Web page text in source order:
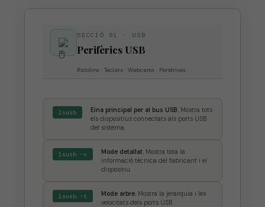
SECCIÓ 01 · USB
Perifèrics USB
Ratolins · Teclats · Webcams · Pendrives
lsusb Eina principal per al bus USB. Mostra tots
els dispositius connectats als ports USB
del sistema.
lsusb -v Mode detallat. Mostra tota la
informació tècnica del fabricant i el
dispositiu.
lsusb -t Mode arbre. Mostra la jerarquia i les
velocitats dels ports USB.